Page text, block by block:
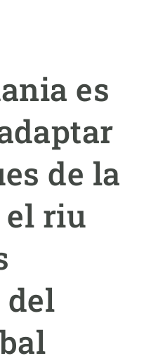
es
de la
el riu
del